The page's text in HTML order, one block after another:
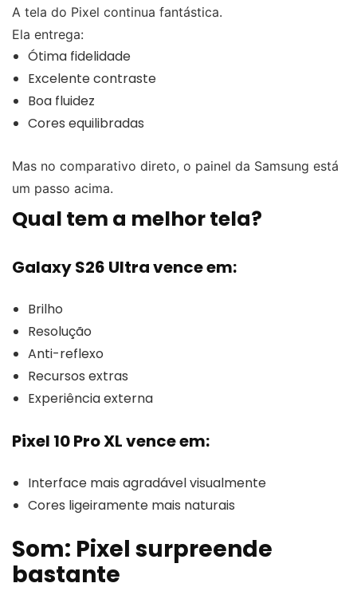
A tela do Pixel continua fantástica.
Ela entrega:
Ótima fidelidade
Excelente contraste
Boa fluidez
Cores equilibradas
Mas no comparativo direto, o painel da Samsung está
um passo acima.
Qual tem a melhor tela?
Galaxy S26 Ultra vence em:
Brilho
Resolução
Anti-reflexo
Recursos extras
Experiência externa
Pixel 10 Pro XL vence em:
Interface mais agradável visualmente
Cores ligeiramente mais naturais
Som: Pixel surpreende
bastante